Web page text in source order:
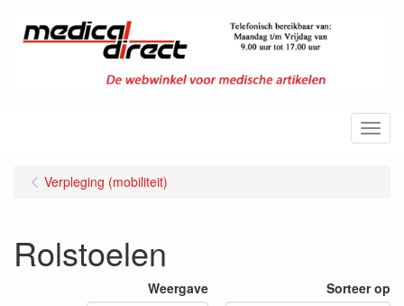
Menu
Verpleging (mobiliteit)
Rolstoelen
Weergave Sorteer op